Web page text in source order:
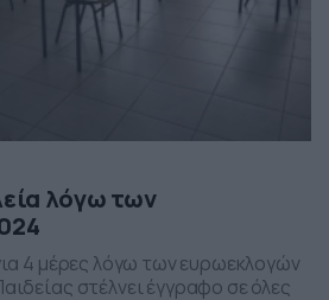
λόγω των
4 μέρες λόγω των ευρωεκλογών
στέλνει έγγραφο σε όλες